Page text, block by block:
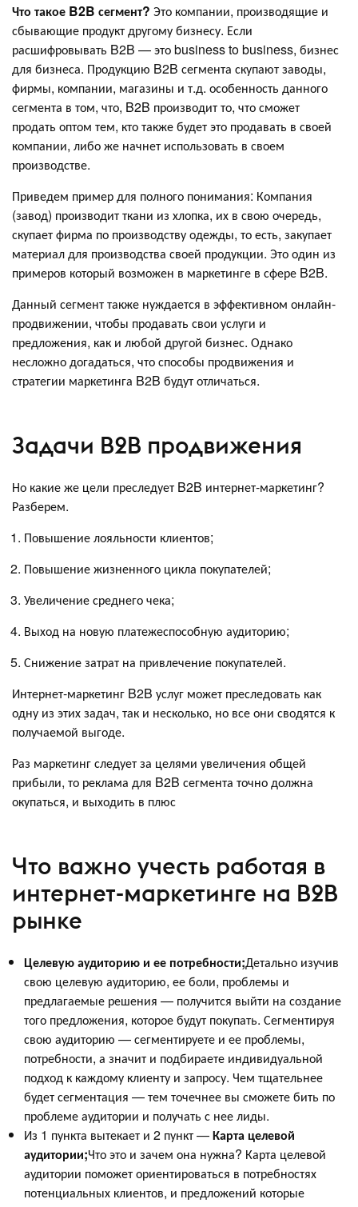
Что такое B2B сегмент? Это компании, производящие и
сбывающие продукт другому бизнесу. Если
расшифровывать B2B — это business to business, бизнес
для бизнеса. Продукцию B2B сегмента скупают заводы,
фирмы, компании, магазины и т.д. особенность данного
сегмента в том, что, B2B производит то, что сможет
продать оптом тем, кто также будет это продавать в своей
компании, либо же начнет использовать в своем
производстве.
Приведем пример для полного понимания: Компания
(завод) производит ткани из хлопка, их в свою очередь,
скупает фирма по производству одежды, то есть, закупает
материал для производства своей продукции. Это один из
примеров который возможен в маркетинге в сфере B2B.
Данный сегмент также нуждается в эффективном онлайн-
продвижении, чтобы продавать свои услуги и
предложения, как и любой другой бизнес. Однако
несложно догадаться, что способы продвижения и
стратегии маркетинга B2B будут отличаться.
Задачи B2B продвижения
Но какие же цели преследует B2B интернет-маркетинг?
Разберем.
Повышение лояльности клиентов;
Повышение жизненного цикла покупателей;
Увеличение среднего чека;
Выход на новую платежеспособную аудиторию;
Снижение затрат на привлечение покупателей.
Интернет-маркетинг B2B услуг может преследовать как
одну из этих задач, так и несколько, но все они сводятся к
получаемой выгоде.
Раз маркетинг следует за целями увеличения общей
прибыли, то реклама для B2B сегмента точно должна
окупаться, и выходить в плюс
Что важно учесть работая в
интернет-маркетинге на B2B
рынке
Целевую аудиторию и ее потребности;Детально изучив
свою целевую аудиторию, ее боли, проблемы и
предлагаемые решения — получится выйти на создание
того предложения, которое будут покупать. Сегментируя
свою аудиторию — сегментируете и ее проблемы,
потребности, а значит и подбираете индивидуальной
подход к каждому клиенту и запросу. Чем тщательнее
будет сегментация — тем точечнее вы сможете бить по
проблеме аудитории и получать с нее лиды.
Из 1 пункта вытекает и 2 пункт —Карта целевой
аудитории;Что это и зачем она нужна? Карта целевой
аудитории поможет ориентироваться в потребностях
потенциальных клиентов, и предложений которые